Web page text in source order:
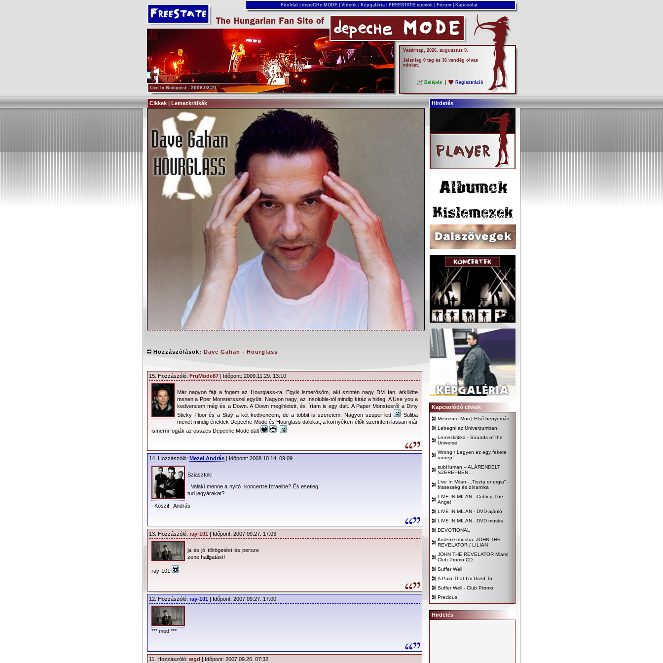
Főoldal depeCHe MODE Videók Képgaléria FREESTATE cuccok Fórum Kapcsolat
Vasárnap, 2026. augusztus 9.
Jelenleg 0 tag és 36 vendég olvas
minket.
Belépés Regisztráció
Cikkek | Lemezkritikák Hirdetés
Négy év telt el azóta, hogy a Depeche Mode frontembere
megjelentette a kritikusokat, és főleg a rajongókat jelentősen
megosztó első szóló-lemezét, aPaper Monsters-t.
Sokan tették fel magukban a kérdést, hogy mi szükség van a
-nak szerzőként is
bizonyítani. Főleg, egy olyan komponista mellett, mintMartin Gore, akinek
zeneszerzői kvalitását 1999-benIvor Novellodíjjal is elismerték. Nem elég
megtiszteltetés az ő dalait énekelni, és a koncerteken tízezres tömegeket lázba
hozni?
A mi
azUltracímű Depeche Mode album munkálatai alatt előrukkolt egy saját
szerzeménnyel, melyet nyers változatában elő is adott Martin-nak. Az akkor még a
The Ocean Songnévre keresztelt dal tetszett is a Depeche Mode házi
zeneszerzőjének, de aztán valami miatt mégis lemaradt a ’97-es nagylemezről.
(Később visszaköszönt az I Need You
igaz, akkor márCloser
Dave fejében a ’98-as
személyében meg
is találta a megfelelő partnert tervei megvalósításához.
Ken Thomas
került felvételre, és mely egyaránt magán viselt rockos, bluesos, gospeles, de
ugyanakkor popos, és kávéházi hangulatot is.
Mint már említettem, a lemez megítélése elég vegyes volt, de Dave szerzői
szárnypróbálgatásait innentől mindenképpen komolyan kellett venni. Olyannyira, hogy
Hozzászólások: Dave Gahan - Hourglass
15. Hozzászóló: FruMode87 | Időpont: 2009.11.29. 13:10
Már nagyon fájt a fogam az Hourglass-ra. Egyik ismerősöm, aki szintén nagy DM fan, átküldte
msnen a Pper Monstersszel együtt. Nagyon nagy, az Insoluble-tól mindig kiráz a hideg. A Use you a
kedvencem még és a Down. A Down megihletett, és írtam is egy dalt. A Paper Monstesről a Dirty
Sticky Floor és a Stay a két kedvencem, de a többit is szeretem. Nagyon szuper lett
Suliba
menet mindig éneklek Depeche Mode és Hourglass dalokat, a környéken élők szerintem lassan már
ismerni fogják az összes Depeche Mode dalt
14. Hozzászóló: Mezei András | Időpont: 2008.10.14. 09:09
Sziasztok!
Valaki menne a nyitó koncertre Izraelbe? És esetleg
tud jegyárakat?
Köszi!! András
13. Hozzászóló: ray-101 | Időpont: 2007.09.27. 17:03
ja és jó töltögetést és persze
zene hallgatást!
ray-101
12. Hozzászóló: ray-101 | Időpont: 2007.09.27. 17:00
*** mod ***
11. Hozzászóló: wgd | Időpont: 2007.09.26. 07:32
Kapcsolódó cikkek
Memento Mori | Első benyomás
Lebegni az Univerzumban
Lemezkritika - Sounds of the
Universe
Wrong / Legyen ez egy fekete
ünnep!
subHuman – ALÁRENDELT
SZEREPBEN…
Live In Milan - „Tiszta energia” -
frissesség és dinamika
LIVE IN MILAN - Cutting The
Angel
LIVE IN MILAN - DVD-ajánló
LIVE IN MILAN - DVD mustra
DEVOTIONAL
Kislemezmustra: JOHN THE
REVELATOR / LILIAN
JOHN THE REVELATOR Miami
Club Promo CD
Suffer Well
A Pain That I’m Used To
Suffer Well - Club Promo
Precious
Hirdetés